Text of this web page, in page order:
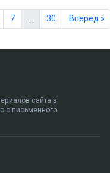
7 … 30 Вперед »
сайта в
с письменного